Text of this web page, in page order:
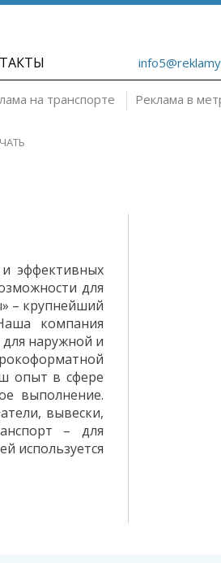
на транспорте Реклама в
эффективных
для
– крупнейший
компания
наружной и
опыт в сфере
выполнение.
вывески,
– для
используется